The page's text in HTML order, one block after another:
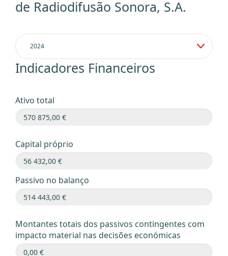
de Radiodifusão Sonora, S.A.
Indicadores Financeiros
Ativo total
Capital próprio
Passivo no balanço
Montantes totais dos passivos contingentes com
impacto material nas decisões económicas